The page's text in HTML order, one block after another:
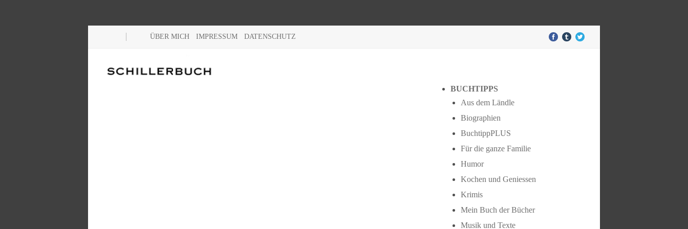
ÜBER MICH IMPRESSUM DATENSCHUTZ
BUCHTIPPS
Aus dem Ländle
Biographien
BuchtippPLUS
Für die ganze Familie
Humor
Kochen und Geniessen
Krimis
Mein Buch der Bücher
Musik und Texte